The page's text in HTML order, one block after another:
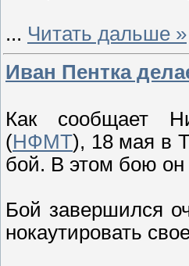
... Читать дальше »
Иван Пентка
Как сообщает
(НФМТ), 18 мая в
бой. В этом бою он
Бой завершился
нокаутировать